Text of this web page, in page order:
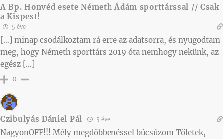
A Bp. Honvéd esete Németh Ádám sporttárssal // Csak
a Kispest!
5 éve
[…] minap csodálkoztam rá erre az adatsorra, és nyugodtam
meg, hogy Németh sporttárs 2019 óta nemhogy nekünk, az
egész […]
0
Czibulyás Dániel Pál 5 éve
NagyonOFF!!! Mély megdöbbenéssel búcsúzom Tőletek,